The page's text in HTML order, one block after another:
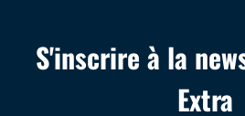
S'inscrire à la
Extra